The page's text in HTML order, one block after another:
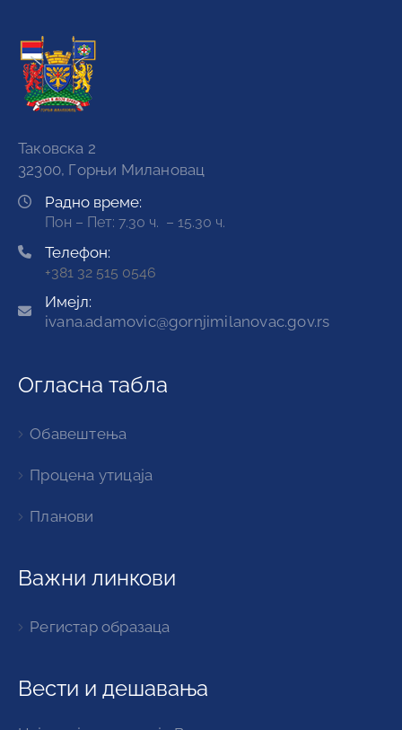
Таковска 2
32300, Горњи Милановац
Радно време:
Пон – Пет: 7.30 ч. – 15.30 ч.
Телефон:
+381 32 515 0546
Имејл:
ivana.adamovic@gornjimilanovac.gov.rs
Огласна табла
Обавештења
Процена утицаја
Планови
Важни линкови
Регистар образаца
Вести и дешавања